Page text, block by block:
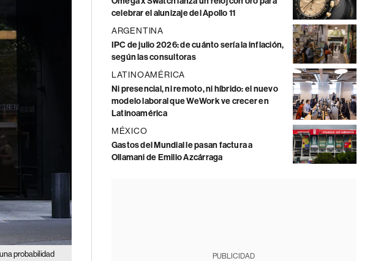
probabilidad
celebrar el alunizaje del Apollo 11
ARGENTINA
IPC de julio 2026: de cuánto sería la inflación,
según las consultoras
LATINOAMÉRICA
Ni presencial, ni remoto, ni híbrido: el nuevo
modelo laboral que WeWork ve crecer en
Latinoamérica
MÉXICO
Gastos del Mundial le pasan factura a
Ollamani de Emilio Azcárraga
PUBLICIDAD